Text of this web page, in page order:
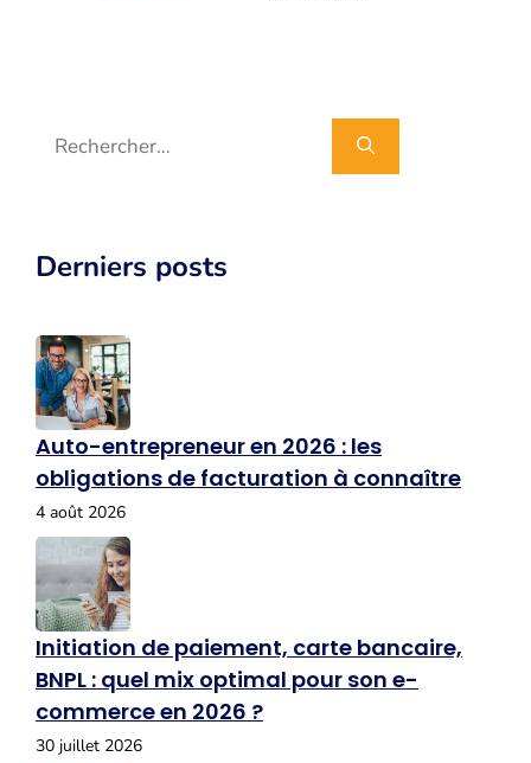
Rechercher :
Derniers posts
Auto-entrepreneur en 2026 : les
obligations de facturation à connaître
4 août 2026
Initiation de paiement, carte bancaire,
BNPL : quel mix optimal pour son e-
commerce en 2026 ?
30 juillet 2026